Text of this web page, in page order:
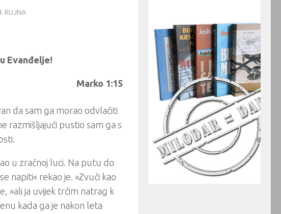
RUJNA
Evanđelje!
Marko 1:15
da sam ga morao odvlačiti
razmišljajući pustio sam ga s
u zračnoj luci. Na putu do
napiti« rekao je. »Zvuči kao
»ali ja uvijek trčim natrag k
kada ga je nakon leta